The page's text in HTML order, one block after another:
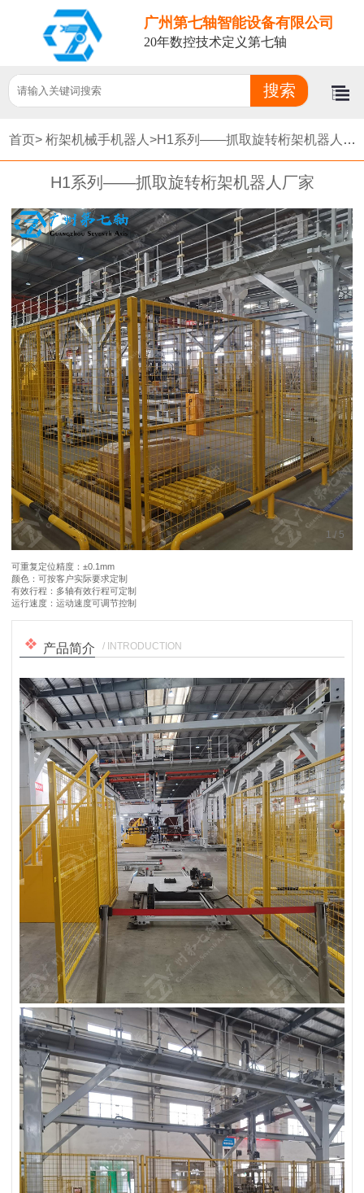
广州第七轴智能设备有限公司
20年数控技术定义第七轴
首页> 桁架机械手机器人>H1系列——抓取旋转桁架机器人厂家
H1系列——抓取旋转桁架机器人厂家
1 / 5
可重复定位精度：±0.1mm
颜色：可按客户实际要求定制
有效行程：多轴有效行程可定制
运行速度：运动速度可调节控制
产品简介 / INTRODUCTION